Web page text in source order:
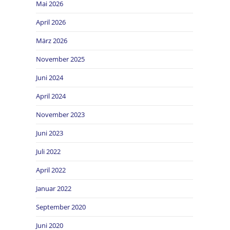
Mai 2026
April 2026
März 2026
November 2025
Juni 2024
April 2024
November 2023
Juni 2023
Juli 2022
April 2022
Januar 2022
September 2020
Juni 2020